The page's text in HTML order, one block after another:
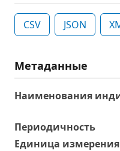
CSV JSON
Метаданные
Наименования
Периодичность
Единица измерения